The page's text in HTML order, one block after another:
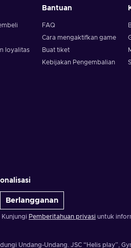
loyalitas
Bantuan
FAQ
Cara mengaktifkan game
Buat tiket
Kebijakan Pengembalian
Berlangganan
Pemberitahuan privasi untuk
Undang-Undang. JSC “Helis play”,